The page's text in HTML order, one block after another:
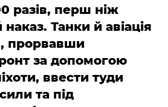
разів, перш ніж
наказ. Танки й авіація
прорвавши
за допомогою
ввести туди
та під